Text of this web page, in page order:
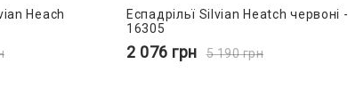
Heach
Еспадрільї Silvian Heatch червоні -
16305
2 076 грн 5 190грн